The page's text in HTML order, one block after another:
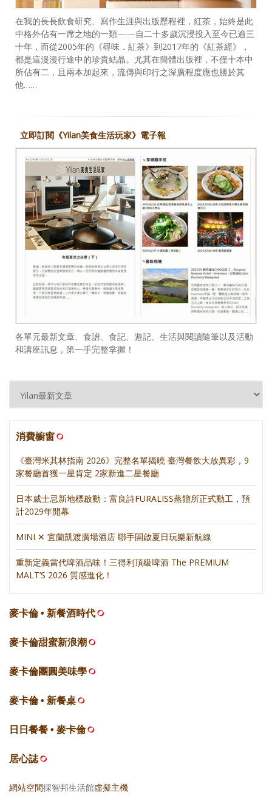
在我的長長飲食研究、寫作生涯與出版歷程裡，紅茶，始終是此
中格外佔有一席之地的一類——自二十多歲沉浸投入至今已逾三
十年，而從2005年的《尋味．紅茶》到2017年的《紅茶經》，
都是這漫漫行途中的珍貴結晶。尤其在簡體出版裡，不僅十本中
所佔有二，且兩本加起來，流傳與印行之深廣程度應也勝於其
他……
立即訂閱《Yilan美食生活玩家》電子報
各單元最新文章、食譜、食記、遊記、生活與閱讀隨筆以及活動
和講座訊息，第一手完整掌握！
消費櫥窗
《臺灣米其林指南 2026》完整名單揭曉 臺灣餐飲大放異彩，9
家餐廳首獲一星肯定 2家新進二星餐廳
日本威士忌新地標啟動：富良詩FURALISS蒸餾所正式動工，預
計2029年開幕
MINI ✕ 宜蘭凱渡廣場酒店 聯手開啟夏日玩樂新航線
重新定義當代啤酒品味！三得利頂級啤酒 The PREMIUM
MALT’S 2026 質感進化！
麥卡倫 • 新餐酒時代
麥卡倫甜蜜新浪潮
麥卡倫團圓美味學
麥卡倫 • 新餐桌
日日餐餐 • 麥卡倫
居心誌
網站空間採智邦生活館虛擬主機